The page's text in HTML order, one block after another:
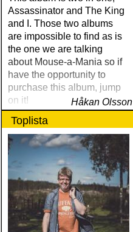
Assassinator and The King
and I. Those two albums
are impossible to find as is
the one we are talking
about Mouse-a-Mania so if
have the opportunity to
purchase this album, jump
on it!
Håkan Olsson
Toplista